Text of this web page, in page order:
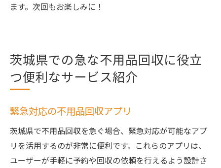
ます。次回もお楽しみに！
茨城県での急な不用品回収に役立
つ便利なサービス紹介
緊急対応の不用品回収アプリ
茨城県で不用品回収を急ぐ場合、緊急対応が可能なアプ
リを活用するのが非常に便利です。これらのアプリは、
ユーザーが手軽に予約や回収の依頼を行えるよう設計さ